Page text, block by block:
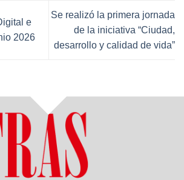
e
2026
Se realizó la primera jornada
de la iniciativa “Ciudad,
desarrollo y calidad de vida”